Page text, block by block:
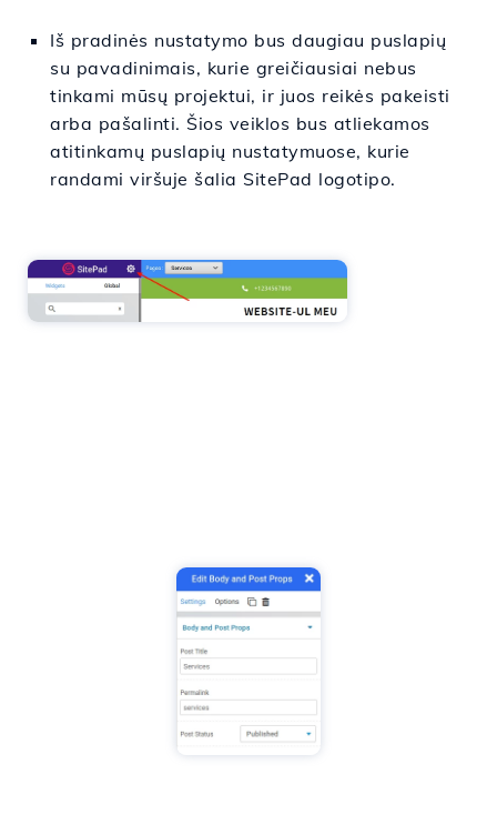
Iš pradinės nustatymo bus daugiau puslapių
su pavadinimais, kurie greičiausiai nebus
tinkami mūsų projektui, ir juos reikės pakeisti
arba pašalinti. Šios veiklos bus atliekamos
atitinkamų puslapių nustatymuose, kurie
randami viršuje šalia SitePad logotipo.